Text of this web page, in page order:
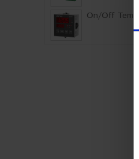
On/Off